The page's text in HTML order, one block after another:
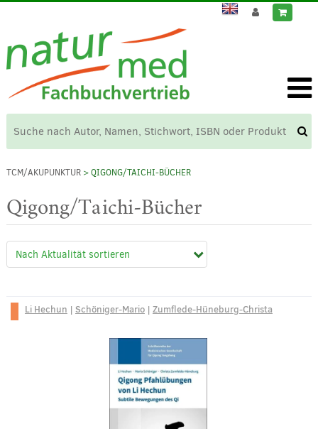
TCM/AKUPUNKTUR> QIGONG/TAICHI-BÜCHER
Qigong/Taichi-Bücher
Li Hechun | Schöniger-Mario| Zumflede-Hüneburg-Christa